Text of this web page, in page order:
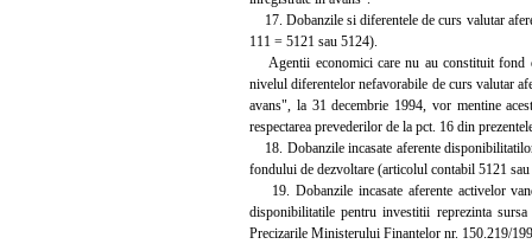
17. Dobanzile si diferentele de curs valutar
111 = 5121 sau 5124).
Agentii economici care nu au constituit fond
nivelul diferentelor nefavorabile de curs valutar
avans", la 31 decembrie 1994, vor mentine
respectarea prevederilor de la pct. 16 din
18. Dobanzile incasate aferente
fondului de dezvoltare (articolul contabil 5121
19. Dobanzile incasate aferente activelor
disponibilitatile pentru investitii reprezinta
Precizarile Ministerului Finantelor nr. 150.219/